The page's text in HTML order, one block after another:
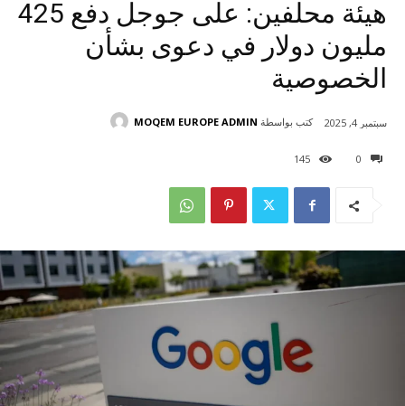
هيئة محلفين: على جوجل دفع 425
مليون دولار في دعوى بشأن
الخصوصية
0
145
سبتمبر 4, 2025 كتب بواسطة MOQEM EUROPE ADMIN